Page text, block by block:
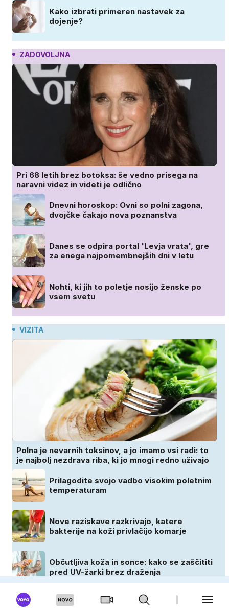
Kako izbrati primeren nastavek za
dojenje?
ZADOVOLJNA
Pri 68 letih brez botoksa: še vedno prisega na
naravni videz in videti je odlično
Dnevni horoskop: Ovni so polni zagona,
dvojčke čakajo nova poznanstva
Danes se odpira portal 'Levja vrata', gre
za enega najpomembnejših dni v letu
Nohti, ki jih to poletje nosijo ženske po
vsem svetu
VIZITA
Polna je nevarnih toksinov, a jo imamo vsi radi: to
je najbolj nezdrava riba, ki jo mnogi redno uživajo
Prilagodite svojo vadbo visokim poletnim
temperaturam
Nove raziskave razkrivajo, katere
bakterije na koži privlačijo komarje
Občutljiva koža in sonce: kako se zaščititi
pred UV-žarki brez draženja
CEKIN